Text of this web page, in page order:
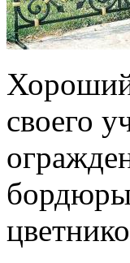
Хороший
своего